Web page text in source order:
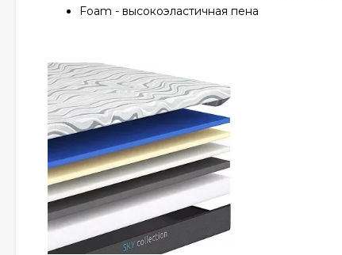
Foam - высокоэластичная пена